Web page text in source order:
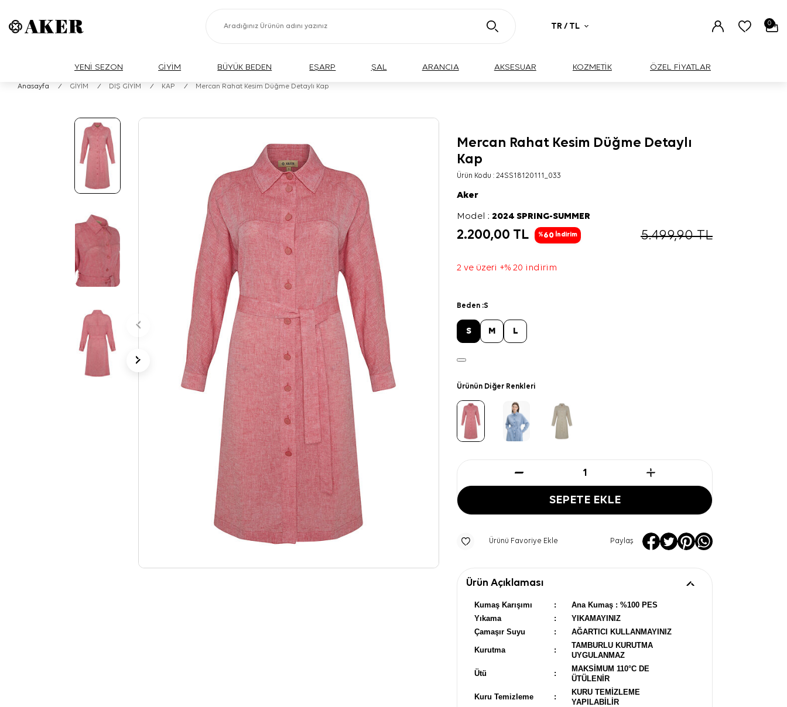
TR / TL 0
YENİ SEZON GİYİM BÜYÜK BEDEN EŞARP ŞAL ARANCIA AKSESUAR KOZMETİK ÖZEL FİYATLAR
Anasayfa / GİYİM / DIŞ GİYİM / KAP / Mercan Rahat Kesim Düğme Detaylı Kap
Mercan Rahat Kesim Düğme Detaylı
Kap
Ürün Kodu :24SS18120111_033
Aker
Model :2024 SPRING-SUMMER
2.200,00 TL %60 İndirim 5.499,90TL
2 ve üzeri +% 20 indirim
Beden :S
S M L
Ürünün Diğer Renkleri
SEPETE EKLE
Ürünü Favoriye Ekle Paylaş
Ürün Açıklaması
Kumaş Karışımı :
Ana Kumaş : %100 PES
Yıkama
:
YIKAMAYINIZ
Çamaşır Suyu
: AĞARTICI KULLANMAYINIZ
Kurutma :
TAMBURLU KURUTMA
UYGULANMAZ
Ütü :
MAKSİMUM 110°C DE
ÜTÜLENİR
Kuru Temizleme :
KURU TEMİZLEME
YAPILABİLİR